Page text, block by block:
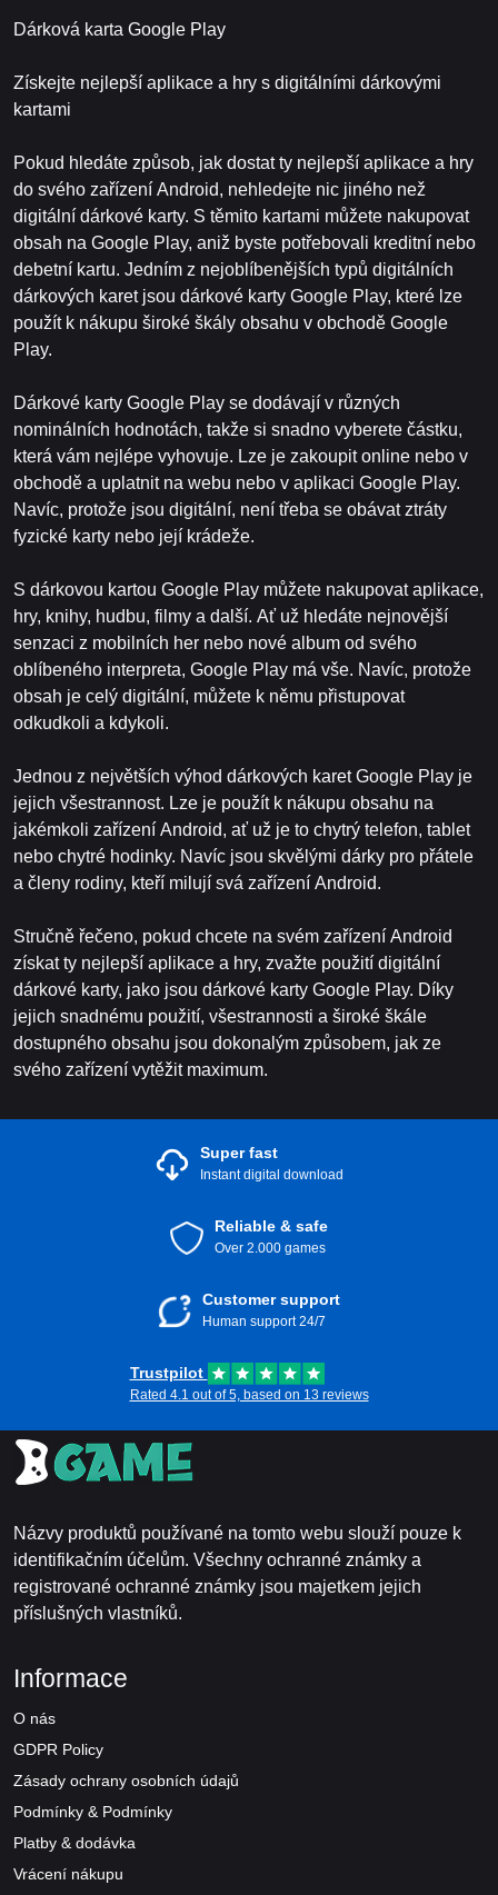
Dárková karta Google Play
Získejte nejlepší aplikace a hry s digitálními dárkovými
kartami
Pokud hledáte způsob, jak dostat ty nejlepší aplikace a hry
do svého zařízení Android, nehledejte nic jiného než
digitální dárkové karty. S těmito kartami můžete nakupovat
obsah na Google Play, aniž byste potřebovali kreditní nebo
debetní kartu. Jedním z nejoblíbenějších typů digitálních
dárkových karet jsou dárkové karty Google Play, které lze
použít k nákupu široké škály obsahu v obchodě Google
Play.
Dárkové karty Google Play se dodávají v různých
nominálních hodnotách, takže si snadno vyberete částku,
která vám nejlépe vyhovuje. Lze je zakoupit online nebo v
obchodě a uplatnit na webu nebo v aplikaci Google Play.
Navíc, protože jsou digitální, není třeba se obávat ztráty
fyzické karty nebo její krádeže.
S dárkovou kartou Google Play můžete nakupovat aplikace,
hry, knihy, hudbu, filmy a další. Ať už hledáte nejnovější
senzaci z mobilních her nebo nové album od svého
oblíbeného interpreta, Google Play má vše. Navíc, protože
obsah je celý digitální, můžete k němu přistupovat
odkudkoli a kdykoli.
Jednou z největších výhod dárkových karet Google Play je
jejich všestrannost. Lze je použít k nákupu obsahu na
jakémkoli zařízení Android, ať už je to chytrý telefon, tablet
nebo chytré hodinky. Navíc jsou skvělými dárky pro přátele
a členy rodiny, kteří milují svá zařízení Android.
Stručně řečeno, pokud chcete na svém zařízení Android
získat ty nejlepší aplikace a hry, zvažte použití digitální
dárkové karty, jako jsou dárkové karty Google Play. Díky
jejich snadnému použití, všestrannosti a široké škále
dostupného obsahu jsou dokonalým způsobem, jak ze
svého zařízení vytěžit maximum.
Super fast
Instant digital download
Reliable & safe
Over 2.000 games
Customer support
Human support 24/7
Trustpilot
Rated 4.1 out of 5, based on 13 reviews
Názvy produktů používané na tomto webu slouží pouze k
identifikačním účelům. Všechny ochranné známky a
registrované ochranné známky jsou majetkem jejich
příslušných vlastníků.
Informace
O nás
GDPR Policy
Zásady ochrany osobních údajů
Podmínky & Podmínky
Platby & dodávka
Vrácení nákupu